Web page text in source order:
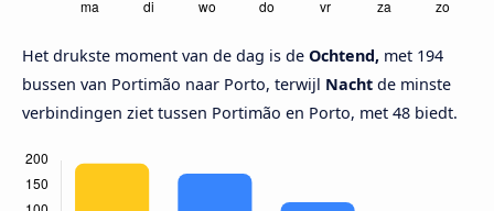
Het drukste moment van de dag is de Ochtend, met 194
bussen van Portimão naar Porto, terwijl Nacht de minste
verbindingen ziet tussen Portimão en Porto, met 48 biedt.